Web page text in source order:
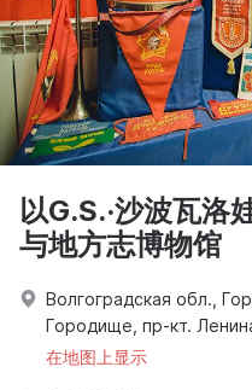
以G.S.·沙波瓦洛
与地方志博物馆
Волгоградская обл.,
Городище, пр-кт.
在地图上显示